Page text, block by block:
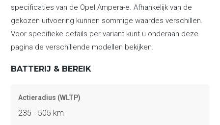
specificaties van de Opel Ampera-e. Afhankelijk van de
gekozen uitvoering kunnen sommige waardes verschillen.
Voor specifieke details per variant kunt u onderaan deze
pagina de verschillende modellen bekijken.
BATTERIJ & BEREIK
Actieradius (WLTP)
235 - 505 km